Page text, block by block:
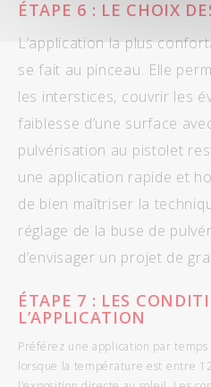
ÉTAPE 6 : LE CHOIX
L’application la plus
se fait au pinceau. Elle
les interstices, couvrir les
faiblesse d’une surface
pulvérisation au pistolet
une application rapide et
de bien maîtriser la
réglage de la buse de
d’envisager un projet de
ÉTAPE 7 : LES
L’APPLICATION
Préférez une application par
lorsque la température est entre